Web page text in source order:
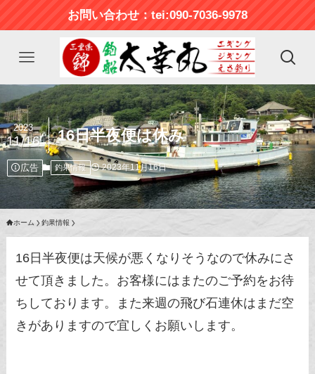
お問い合わせ：tei:090-7036-9978
16日半夜便は休み
2023
11/16
広告 釣果情報 2023年11月16日
ホーム 釣果情報
16日半夜便は天候が悪くなりそうなので休みにさ
せて頂きました。お客様にはまたのご予約をお待
ちしております。また来週の飛び石連休はまだ空
きがありますので宜しくお願いします。